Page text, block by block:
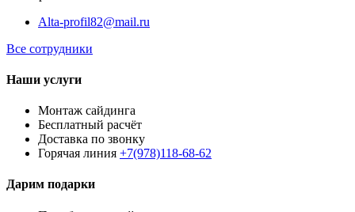
Alta-profil82@mail.ru
Все сотрудники
Наши услуги
Монтаж сайдинга
Бесплатный расчёт
Доставка по звонку
Горячая линия +7(978)118-68-62
Дарим подарки